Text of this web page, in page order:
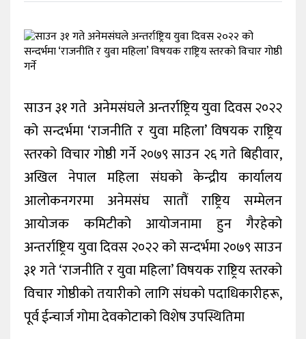
साउन ३१ गते अनेमसंघले अन्तर्राष्ट्रिय युवा दिवस २०२२
को सन्दर्भमा ‘राजनीति र युवा महिला’ विषयक राष्ट्रिय
स्तरको विचार गोष्ठी गर्ने २०७९ साउन २६ गते बिहीवार,
अखिल नेपाल महिला संघको केन्द्रीय कार्यालय
आलोकनगरमा अनेमसंघ सातौं राष्ट्रिय सम्मेलन
आयोजक कमिटीको आयोजनामा हुन गैरहेको
अन्तर्राष्ट्रिय युवा दिवस २०२२ को सन्दर्भमा २०७९ साउन
३१ गते ‘राजनीति र युवा महिला’ विषयक राष्ट्रिय स्तरको
विचार गोष्ठीको तयारीको लागि संघको पदाधिकारीहरू,
पूर्व ईन्चार्ज गोमा देवकोटाको विशेष उपस्थितिमा